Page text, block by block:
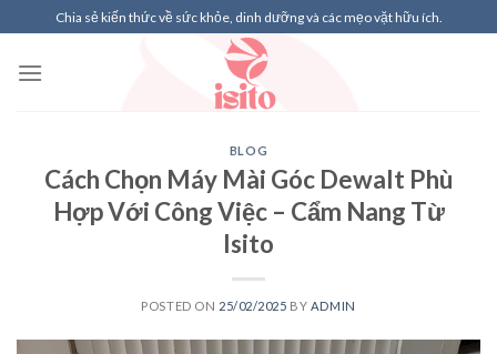
to
content
Chia sẻ kiến thức về sức khỏe, dinh dưỡng và các mẹo vặt hữu ích.
BLOG
Cách Chọn Máy Mài Góc Dewalt Phù
Hợp Với Công Việc – Cẩm Nang Từ
Isito
POSTED ON 25/02/2025 BY ADMIN